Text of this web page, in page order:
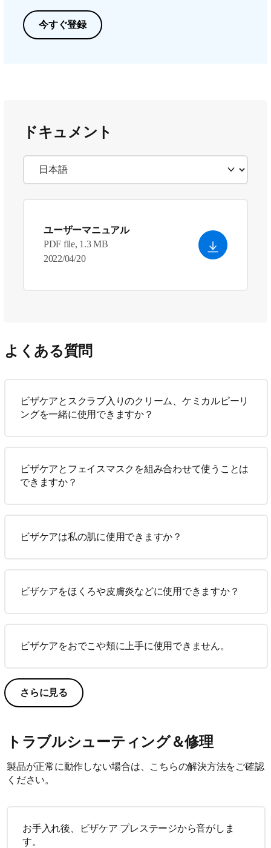
今すぐ登録
ドキュメント
ユーザーマニュアル
PDF file, 1.3 MB
2022/04/20
よくある質問
ビザケアとスクラブ入りのクリーム、ケミカルピーリ
ングを一緒に使用できますか？
ビザケアとフェイスマスクを組み合わせて使うことは
できますか？
ビザケアは私の肌に使用できますか？
ビザケアをほくろや皮膚炎などに使用できますか？
ビザケアをおでこや頬に上手に使用できません。
さらに見る
トラブルシューティング＆修理
製品が正常に動作しない場合は、こちらの解決方法をご確認
ください。
お手入れ後、ビザケア プレステージから音がしま
す。